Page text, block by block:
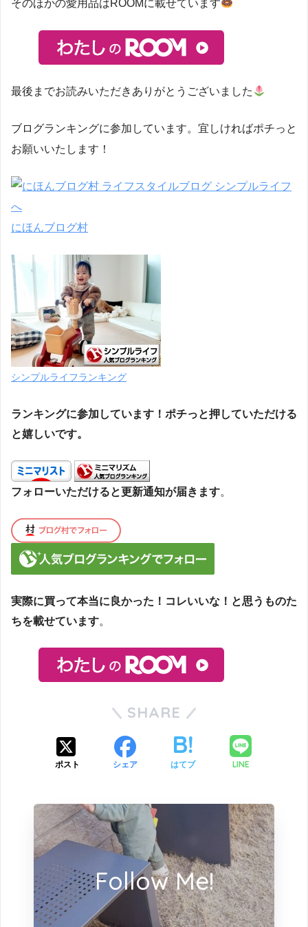
そのほかの愛用品はROOMに載せています
最後までお読みいただきありがとうございました
ブログランキングに参加しています。宜しければポチっと
お願いいたします！
にほんブログ村
シンプルライフランキング
ランキングに参加しています！ポチっと押していただける
と嬉しいです。
フォローいただけると更新通知が届きます。
実際に買って本当に良かった！コレいいな！と思うものた
ちを載せています。
SHARE
ポスト シェア はてブ LINE
Follow Me!